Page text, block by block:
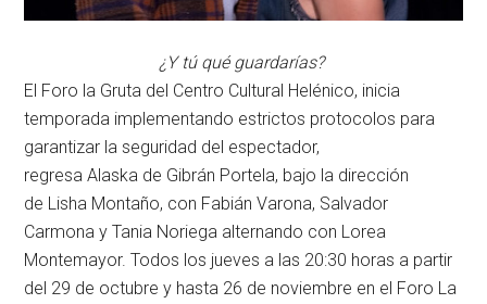
¿Y tú qué guardarías?
El Foro la Gruta del Centro Cultural Helénico, inicia
temporada implementando estrictos protocolos para
garantizar la seguridad del espectador,
regresa Alaska de Gibrán Portela, bajo la dirección
de Lisha Montaño, con Fabián Varona, Salvador
Carmona y Tania Noriega alternando con Lorea
Montemayor. Todos los jueves a las 20:30 horas a partir
del 29 de octubre y hasta 26 de noviembre en el Foro La